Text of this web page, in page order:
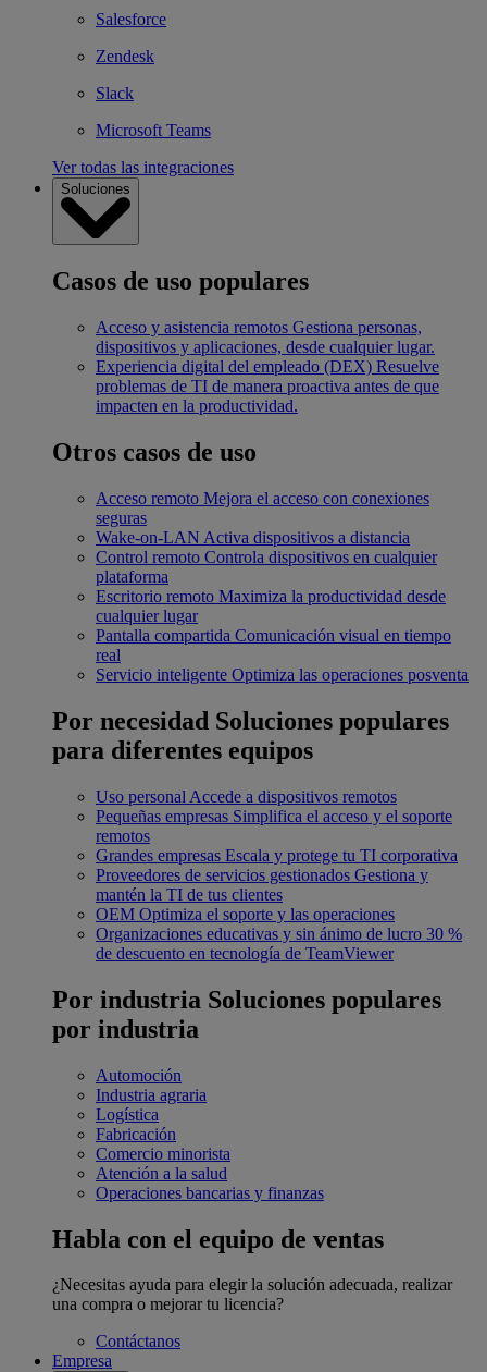
Salesforce
Zendesk
Slack
Microsoft Teams
Ver todas las integraciones
Soluciones
Casos de uso populares
Acceso y asistencia remotos Gestiona personas,
dispositivos y aplicaciones, desde cualquier lugar.
Experiencia digital del empleado (DEX) Resuelve
problemas de TI de manera proactiva antes de que
impacten en la productividad.
Otros casos de uso
Acceso remoto Mejora el acceso con conexiones
seguras
Wake-on-LAN Activa dispositivos a distancia
Control remoto Controla dispositivos en cualquier
plataforma
Escritorio remoto Maximiza la productividad desde
cualquier lugar
Pantalla compartida Comunicación visual en tiempo
real
Servicio inteligente Optimiza las operaciones posventa
Por necesidad Soluciones populares
para diferentes equipos
Uso personal Accede a dispositivos remotos
Pequeñas empresas Simplifica el acceso y el soporte
remotos
Grandes empresas Escala y protege tu TI corporativa
Proveedores de servicios gestionados Gestiona y
mantén la TI de tus clientes
OEM Optimiza el soporte y las operaciones
Organizaciones educativas y sin ánimo de lucro 30 %
de descuento en tecnología de TeamViewer
Por industria Soluciones populares
por industria
Automoción
Industria agraria
Logística
Fabricación
Comercio minorista
Atención a la salud
Operaciones bancarias y finanzas
Habla con el equipo de ventas
¿Necesitas ayuda para elegir la solución adecuada, realizar
una compra o mejorar tu licencia?
Contáctanos
Empresa